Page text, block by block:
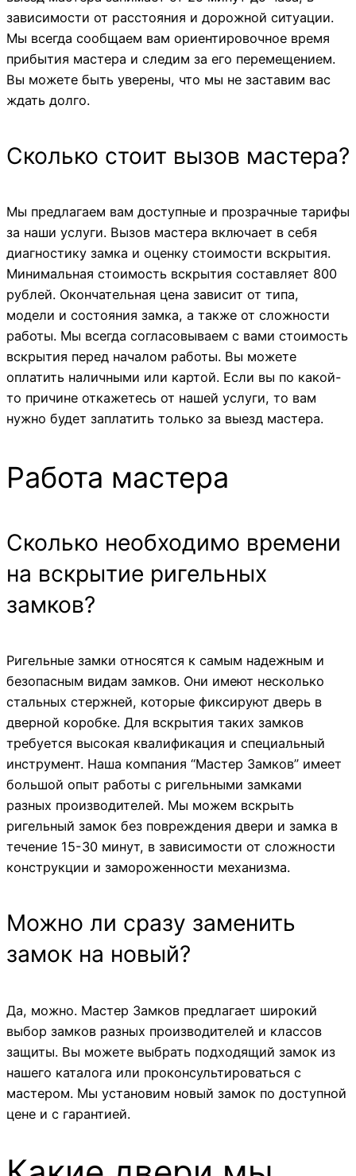
зависимости от расстояния и дорожной ситуации.
Мы всегда сообщаем вам ориентировочное время
прибытия мастера и следим за его перемещением.
Вы можете быть уверены, что мы не заставим вас
ждать долго.
Сколько стоит вызов мастера?
Мы предлагаем вам доступные и прозрачные тарифы
за наши услуги. Вызов мастера включает в себя
диагностику замка и оценку стоимости вскрытия.
Минимальная стоимость вскрытия составляет 800
рублей. Окончательная цена зависит от типа,
модели и состояния замка, а также от сложности
работы. Мы всегда согласовываем с вами стоимость
вскрытия перед началом работы. Вы можете
оплатить наличными или картой. Если вы по какой-
то причине откажетесь от нашей услуги, то вам
нужно будет заплатить только за выезд мастера.
Работа мастера
Сколько необходимо времени
на вскрытие ригельных
замков?
Ригельные замки относятся к самым надежным и
безопасным видам замков. Они имеют несколько
стальных стержней, которые фиксируют дверь в
дверной коробке. Для вскрытия таких замков
требуется высокая квалификация и специальный
инструмент. Наша компания “Мастер Замков” имеет
большой опыт работы с ригельными замками
разных производителей. Мы можем вскрыть
ригельный замок без повреждения двери и замка в
течение 15-30 минут, в зависимости от сложности
конструкции и замороженности механизма.
Можно ли сразу заменить
замок на новый?
Да, можно. Мастер Замков предлагает широкий
выбор замков разных производителей и классов
защиты. Вы можете выбрать подходящий замок из
нашего каталога или проконсультироваться с
мастером. Мы установим новый замок по доступной
цене и с гарантией.